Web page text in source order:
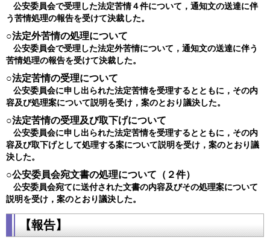
公安委員会で受理した法定苦情４件について，通知文の送達に伴
う苦情処理の報告を受けて決裁した。
○法定外苦情の処理について
公安委員会で受理した法定外苦情について，通知文の送達に伴う
苦情処理の報告を受けて決裁した。
○法定苦情の受理について
公安委員会に申し出られた法定苦情を受理するとともに，その内
容及び処理案について説明を受け，案のとおり議決した。
○法定苦情の受理及び取下げについて
公安委員会に申し出られた法定苦情を受理するとともに，その内
容及び取下げとして処理する案について説明を受け，案のとおり議
決した。
○公安委員会宛文書の処理について（２件）
公安委員会宛てに送付された文書の内容及びその処理案について
説明を受け，案のとおり議決した。
【報告】